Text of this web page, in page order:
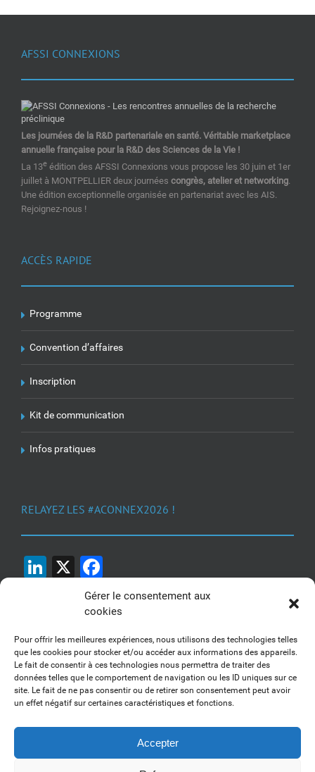
Gérer le consentement aux
cookies
Pour offrir les meilleures expériences, nous utilisons des technologies telles
que les cookies pour stocker et/ou accéder aux informations des appareils.
Le fait de consentir à ces technologies nous permettra de traiter des
données telles que le comportement de navigation ou les ID uniques sur ce
site. Le fait de ne pas consentir ou de retirer son consentement peut avoir
un effet négatif sur certaines caractéristiques et fonctions.
Accepter
AFSSI CONNEXIONS
Les journées de la R&D partenariale en santé. Véritable marketplace
annuelle française pour la R&D des Sciences de la Vie !
La 13e édition des AFSSI Connexions vous propose les 30 juin et 1er
juillet à MONTPELLIER deux journées congrès, atelier et networking.
Une édition exceptionnelle organisée en partenariat avec les AIS.
Rejoignez-nous !
ACCÈS RAPIDE
Programme
Convention d’affaires
Inscription
Kit de communication
Infos pratiques
RELAYEZ LES #ACONNEX2026 !
LinkedIn
X
1, 2, 3... Buzzez !
Découvrez nos kits communication